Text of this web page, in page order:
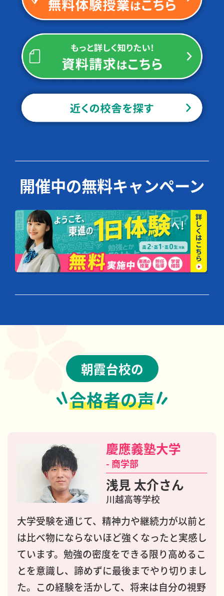
開催中の無料キャンペーン
朝霞台校の
合格者の声
慶應義塾大学
- 商学部
浅見 太介さん
川越高等学校
大学受験を通じて、精神力や継続力が以前と
は比べ物にならないほど強くなったと実感し
ています。勉強の密度をできる限り高めるこ
とを意識し、諦めずに最後までやり切りまし
た。この経験を活かして、将来は自分の視野